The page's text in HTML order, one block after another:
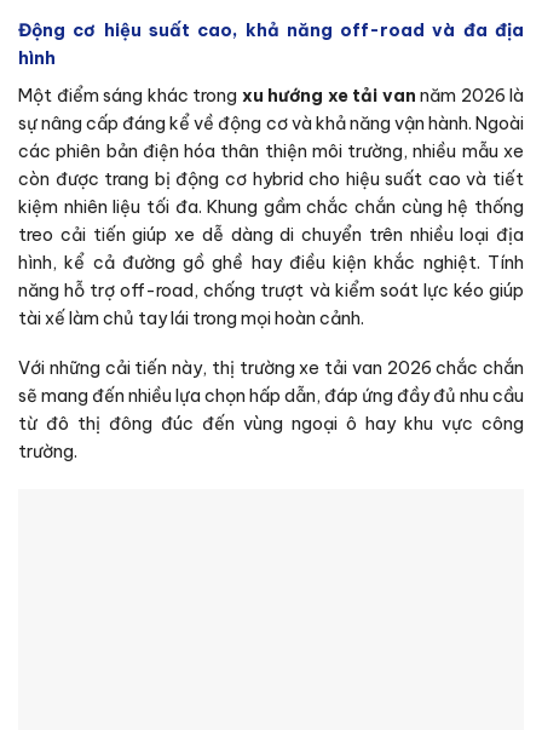
Động cơ hiệu suất cao, khả năng off-road và đa địa
hình
Một điểm sáng khác trong xu hướng xe tải van năm 2026 là
sự nâng cấp đáng kể về động cơ và khả năng vận hành. Ngoài
các phiên bản điện hóa thân thiện môi trường, nhiều mẫu xe
còn được trang bị động cơ hybrid cho hiệu suất cao và tiết
kiệm nhiên liệu tối đa. Khung gầm chắc chắn cùng hệ thống
treo cải tiến giúp xe dễ dàng di chuyển trên nhiều loại địa
hình, kể cả đường gồ ghề hay điều kiện khắc nghiệt. Tính
năng hỗ trợ off-road, chống trượt và kiểm soát lực kéo giúp
tài xế làm chủ tay lái trong mọi hoàn cảnh.
Với những cải tiến này, thị trường xe tải van 2026 chắc chắn
sẽ mang đến nhiều lựa chọn hấp dẫn, đáp ứng đầy đủ nhu cầu
từ đô thị đông đúc đến vùng ngoại ô hay khu vực công
trường.